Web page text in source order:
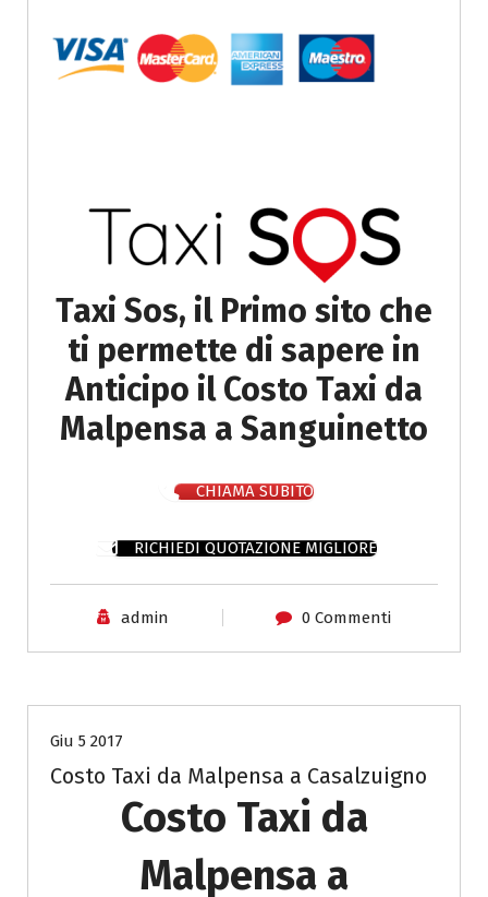
Taxi Sos, il Primo sito che
ti permette di sapere in
Anticipo il Costo Taxi da
Malpensa a Sanguinetto
CHIAMA SUBITO
RICHIEDI QUOTAZIONE MIGLIORE
admin 0 Commenti
Giu 5 2017
Costo Taxi da Malpensa a Casalzuigno
Costo Taxi da
Malpensa a